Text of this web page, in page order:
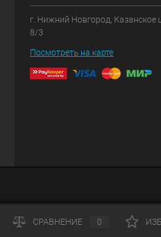
г. Нижний Новгород, Казанское
8/3
Посмотреть на карте
СРАВНЕНИЕ 0